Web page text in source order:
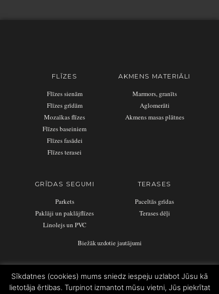
FLĪZES
Flīzes sienām
Flīzes grīdām
Mozaīkas flīzes
Flīzes baseiniem
Flīzes fasādei
Flīzes terasei
AKMENS MATERIĀLI
Marmors, granīts
Aglomerāti
Akmens masas plātnes
GRĪDAS SEGUMI
Parkets
Paklāji un paklājflīzes
Linolejs un PVC
TERASES
Paceltās grīdas
Terases dēļi
Biežāk uzdotie jautājumi
Sīkdatnes (cookies) mums sniedz iespeju uzlabot Jūsu kā
lietotāja ērtibas. Turpinot izmantot mūsu vietni, Jūs piekrītat